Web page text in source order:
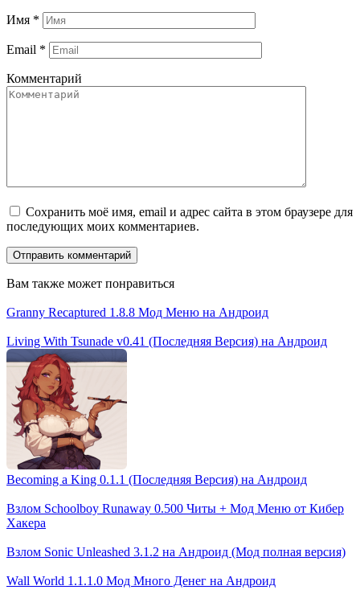
Имя *
Email *
Комментарий
Сохранить моё имя, email и адрес сайта в этом браузере для
последующих моих комментариев.
Вам также может понравиться
Granny Recaptured 1.8.8 Мод Меню на Андроид
Living With Tsunade v0.41 (Последняя Версия) на Андроид
Becoming a King 0.1.1 (Последняя Версия) на Андроид
Взлом Schoolboy Runaway 0.500 Читы + Мод Меню от Кибер
Хакера
Взлом Sonic Unleashed 3.1.2 на Андроид (Мод полная версия)
Wall World 1.1.1.0 Мод Много Денег на Андроид